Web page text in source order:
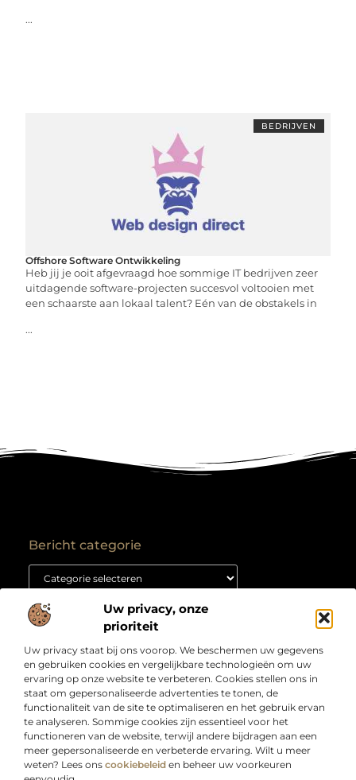
Uw privacy, onze
prioriteit
Uw privacy staat bij ons voorop. We beschermen uw gegevens
en gebruiken cookies en vergelijkbare technologieën om uw
ervaring op onze website te verbeteren. Cookies stellen ons in
staat om gepersonaliseerde advertenties te tonen, de
functionaliteit van de site te optimaliseren en het gebruik ervan
te analyseren. Sommige cookies zijn essentieel voor het
functioneren van de website, terwijl andere bijdragen aan een
meer gepersonaliseerde en verbeterde ervaring. Wilt u meer
weten? Lees ons cookiebeleid en beheer uw voorkeuren
...
BEDRIJVEN
Offshore Software Ontwikkeling
Heb jij je ooit afgevraagd hoe sommige IT bedrijven zeer
uitdagende software-projecten succesvol voltooien met
een schaarste aan lokaal talent? Eén van de obstakels in
...
Over
Bedrijf
“Jouw bron voor slimme inzichten en creatieve
inspiratie”
Laat je verrassen door artikelen boordevol kennis,
praktische tips en ideeën die je blik verruimen. Welkom
bij Webdesigndirect.nl – waar inhoud en innovatie
samenkomen om jou vooruit te helpen.
Onze informatie
Bericht categorie